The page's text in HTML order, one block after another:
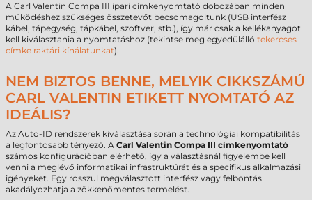
A Carl Valentin Compa III ipari címkenyomtató dobozában minden
működéshez szükséges összetevőt becsomagoltunk (USB interfész
kábel, tápegység, tápkábel, szoftver, stb.), így már csak a kellékanyagot
kell kiválasztania a nyomtatáshoz (tekintse meg egyedülálló tekercses
címke raktári kínálatunkat).
NEM BIZTOS BENNE, MELYIK CIKKSZÁMÚ
CARL VALENTIN ETIKETT NYOMTATÓ AZ
IDEÁLIS?
Az Auto-ID rendszerek kiválasztása során a technológiai kompatibilitás
a legfontosabb tényező. A Carl Valentin Compa III címkenyomtató
számos konfigurációban elérhető, így a választásnál figyelembe kell
venni a meglévő informatikai infrastruktúrát és a specifikus alkalmazási
igényeket. Egy rosszul megválasztott interfész vagy felbontás
akadályozhatja a zökkenőmentes termelést.